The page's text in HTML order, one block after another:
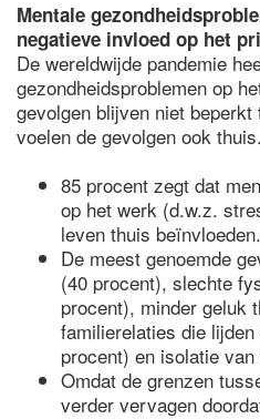
Mentale
negatieve invloed op het
De wereldwijde pandemie
gezondheidsproblemen op
gevolgen blijven niet
voelen de gevolgen ook thuis.
85 procent zegt dat
op het werk (d.w.z.
leven thuis beïnvloeden.
De meest genoemde
(40 procent), slechte
procent), minder geluk
familierelaties die
procent) en isolatie
Omdat de grenzen
verder vervagen